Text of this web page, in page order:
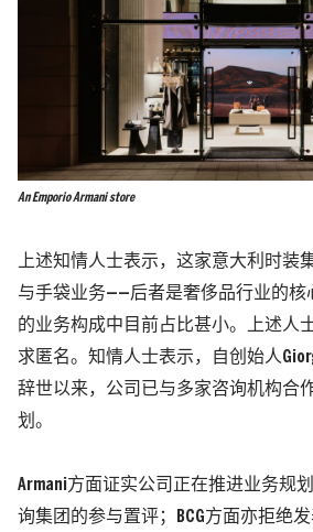
An Emporio Armani store
上述知情人士表示，这家意大利时装
与手袋业务——后者是奢侈品行业的核
的业务构成中目前占比甚小。上述人
求匿名。知情人士表示，自创始人
辞世以来，公司已与多家咨询机构合
划。
Armani方面证实公司正在推进业务规
询集团的参与置评；
BCG方面亦拒绝发